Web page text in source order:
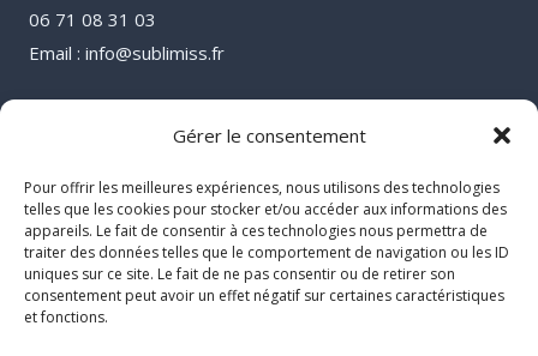
Gérer le consentement
Pour offrir les meilleures expériences, nous utilisons des technologies
telles que les cookies pour stocker et/ou accéder aux informations des
appareils. Le fait de consentir à ces technologies nous permettra de
traiter des données telles que le comportement de navigation ou les ID
uniques sur ce site. Le fait de ne pas consentir ou de retirer son
consentement peut avoir un effet négatif sur certaines caractéristiques
et fonctions.
06 71 08 31 03
Email : info@sublimiss.fr